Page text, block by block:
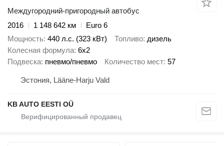
Междугородний-пригородный автобус
2016
1 148 642 км
Euro 6
Мощность 440 л.с. (323 кВт) Топливо дизель
Колесная формула 6x2
Подвеска пневмо/пневмо Количество мест 57
Эстония, Lääne-Harju Vald
KB AUTO EESTI OÜ